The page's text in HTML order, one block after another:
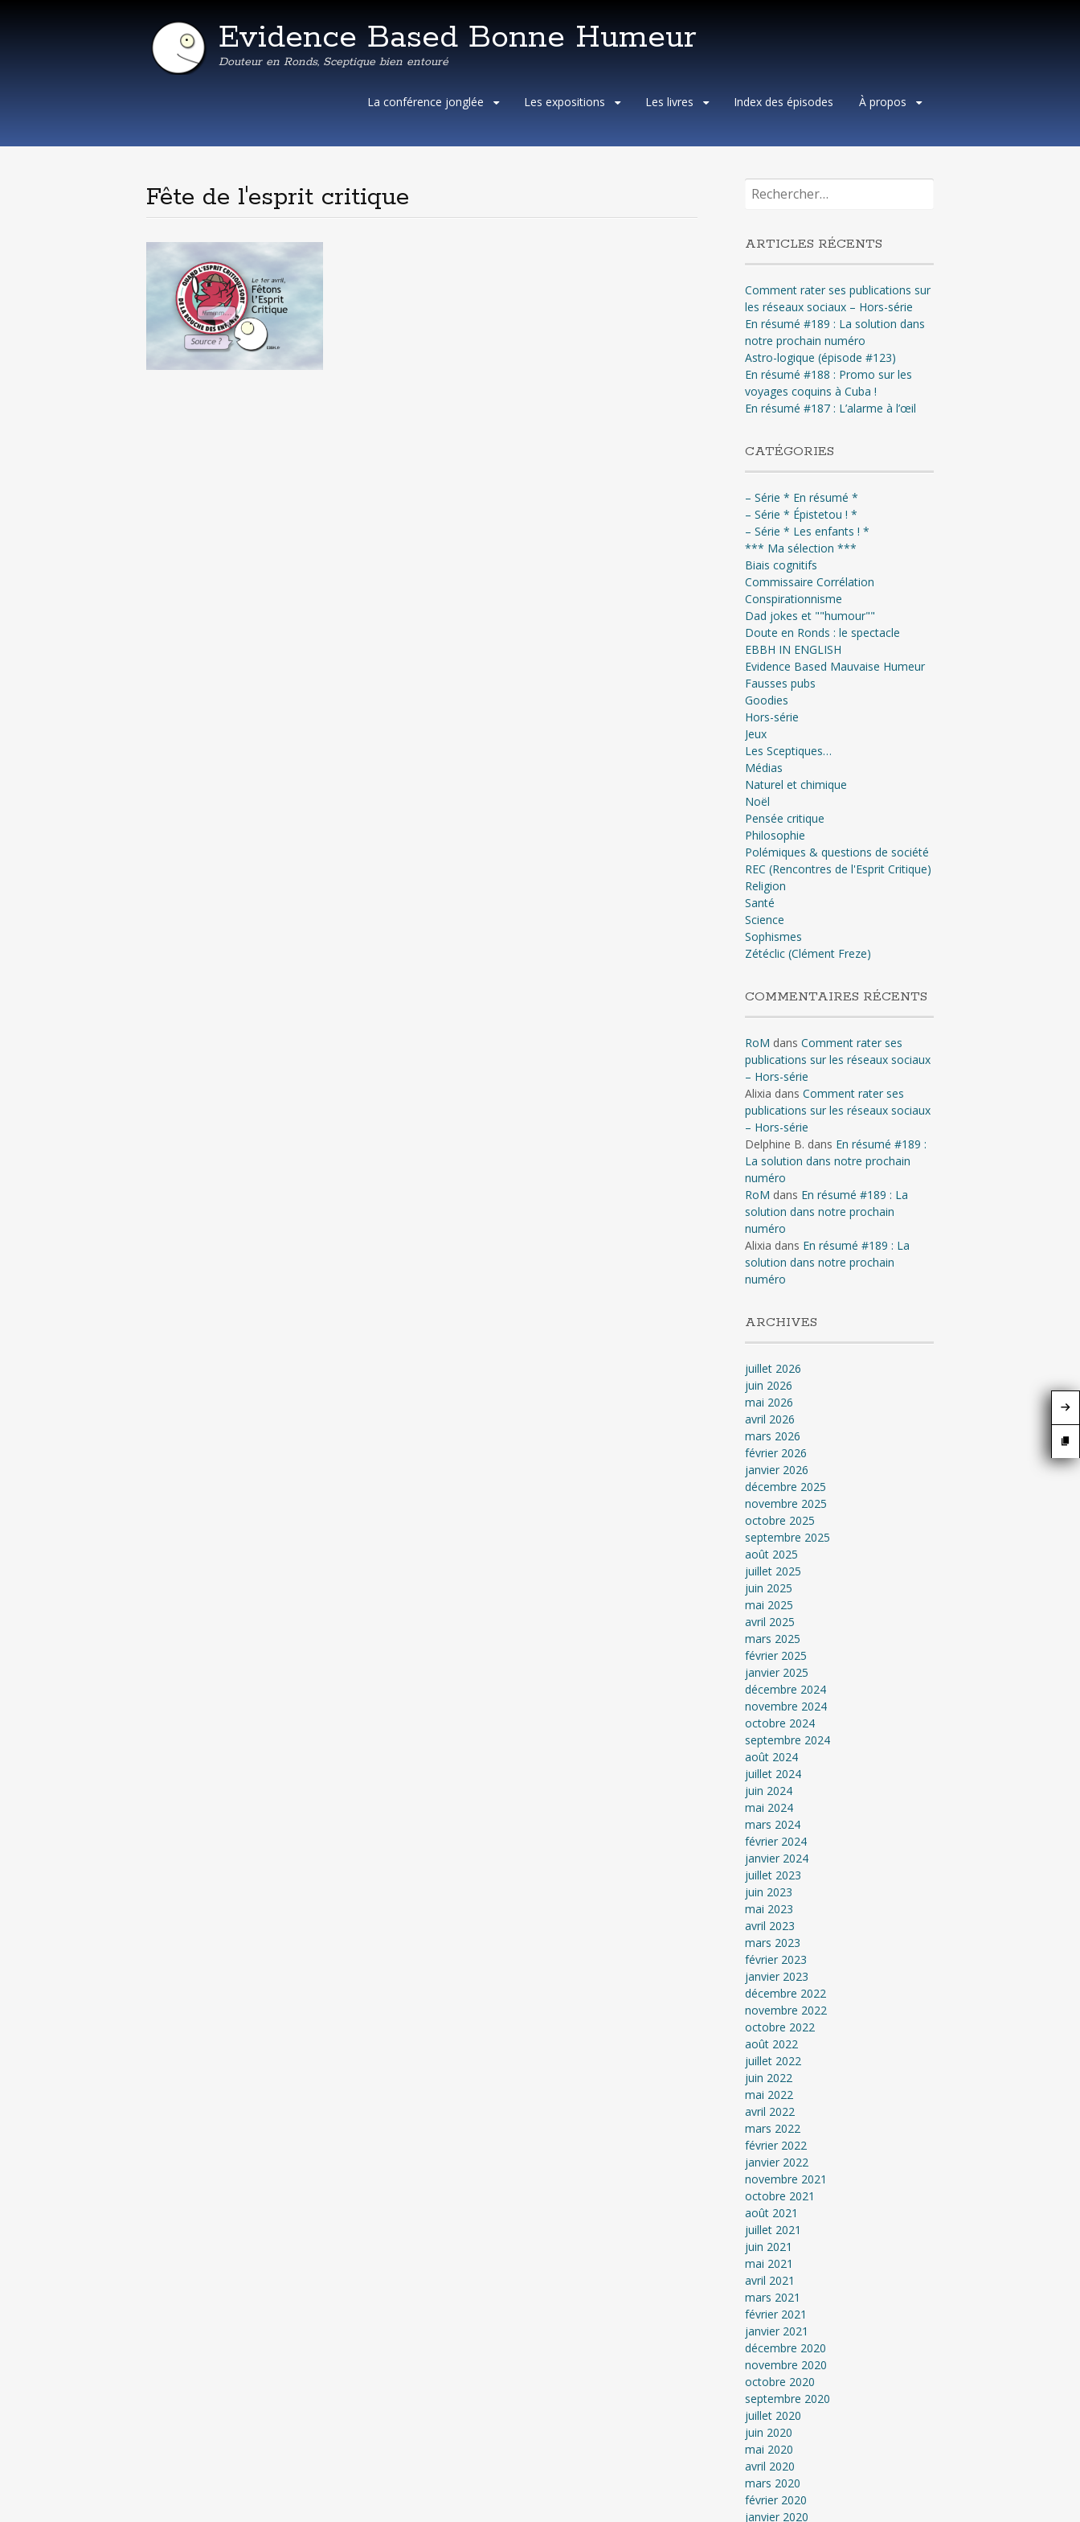
Evidence Based Bonne Humeur
Douteur en Ronds, Sceptique bien entouré
Aller
La conférence jonglée Les expositions Les livres Index des épisodes À propos
Fête de l'esprit critique Rechercher :
ARTICLES RÉCENTS
Comment rater ses publications sur
les réseaux sociaux – Hors-série
En résumé #189 : La solution dans
notre prochain numéro
Astro-logique (épisode #123)
En résumé #188 : Promo sur les
voyages coquins à Cuba !
En résumé #187 : L’alarme à l’œil
CATÉGORIES
– Série * En résumé *
– Série * Épistetou ! *
– Série * Les enfants ! *
*** Ma sélection ***
Biais cognitifs
Commissaire Corrélation
Conspirationnisme
Dad jokes et ""humour""
Doute en Ronds : le spectacle
EBBH IN ENGLISH
Evidence Based Mauvaise Humeur
Fausses pubs
Goodies
Hors-série
Jeux
Les Sceptiques…
Médias
Naturel et chimique
Noël
Pensée critique
Philosophie
Polémiques & questions de société
REC (Rencontres de l'Esprit Critique)
Religion
Santé
Science
Sophismes
Zétéclic (Clément Freze)
COMMENTAIRES RÉCENTS
RoM dans Comment rater ses
publications sur les réseaux sociaux
– Hors-série
Alixia dans Comment rater ses
publications sur les réseaux sociaux
– Hors-série
Delphine B. dans En résumé #189 :
La solution dans notre prochain
numéro
RoM dans En résumé #189 : La
solution dans notre prochain
numéro
Alixia dans En résumé #189 : La
solution dans notre prochain
numéro
ARCHIVES
juillet 2026
juin 2026
mai 2026
avril 2026
mars 2026
février 2026
janvier 2026
décembre 2025
novembre 2025
octobre 2025
septembre 2025
août 2025
juillet 2025
juin 2025
mai 2025
avril 2025
mars 2025
février 2025
janvier 2025
décembre 2024
novembre 2024
octobre 2024
septembre 2024
août 2024
juillet 2024
juin 2024
mai 2024
mars 2024
février 2024
janvier 2024
juillet 2023
juin 2023
mai 2023
avril 2023
mars 2023
février 2023
janvier 2023
décembre 2022
novembre 2022
octobre 2022
août 2022
juillet 2022
juin 2022
mai 2022
avril 2022
mars 2022
février 2022
janvier 2022
novembre 2021
octobre 2021
août 2021
juillet 2021
juin 2021
mai 2021
avril 2021
mars 2021
février 2021
janvier 2021
décembre 2020
novembre 2020
octobre 2020
septembre 2020
juillet 2020
juin 2020
mai 2020
avril 2020
mars 2020
février 2020
janvier 2020